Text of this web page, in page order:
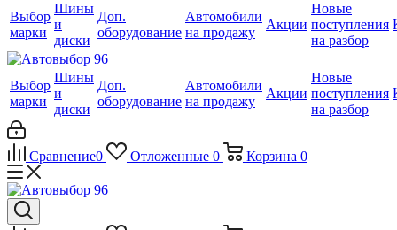
Выбор
марки
Шины
и
диски
Доп.
оборудование
Автомобили
на продажу
Акции
Новые
поступления
на разбор
Выбор
марки
Шины
и
диски
Доп.
оборудование
Автомобили
на продажу
Акции
Новые
поступления
на разбор
Сравнение0 Отложенные 0 Корзина 0